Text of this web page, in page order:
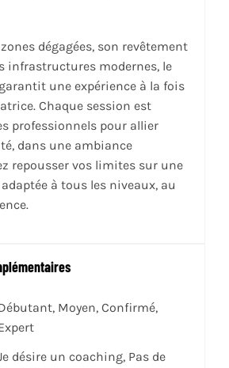
dégagées, son revêtement
infrastructures modernes, le
une expérience à la fois
Chaque session est
professionnels pour allier
dans une ambiance
repousser vos limites sur une
à tous les niveaux, au
Moyen, Confirmé,
désire un coaching, Pas de